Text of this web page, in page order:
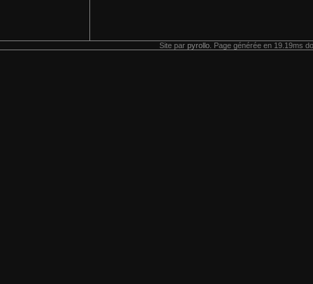
Site par pyrollo . Page générée en 19.19ms